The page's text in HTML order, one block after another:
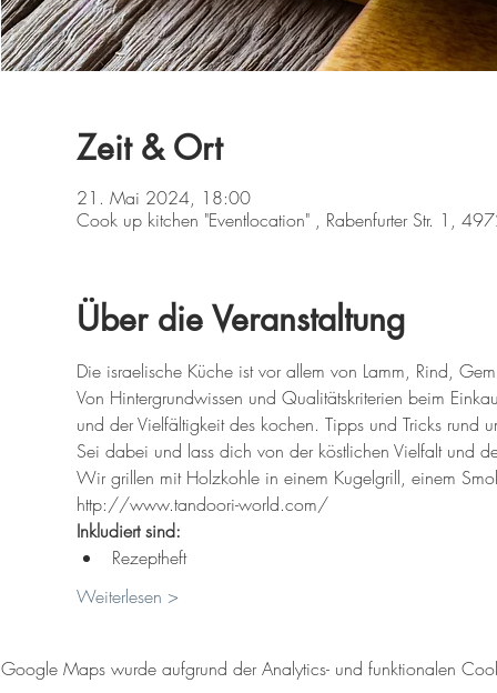
Zeit & Ort
21. Mai 2024, 18:00
Cook up kitchen "Eventlocation" , Rabenfurter Str. 1,
Über die Veranstaltung
Die israelische Küche ist vor allem von Lamm, Rind,
Von Hintergrundwissen und Qualitätskriterien beim
und der Vielfältigkeit des kochen. Tipps und Tricks rund
Sei dabei und lass dich von der köstlichen Vielfalt und
Wir grillen mit Holzkohle in einem Kugelgrill, einem
http://www.tandoori-world.com/
Inkludiert sind:
Rezeptheft
Weiterlesen >
Google Maps wurde aufgrund der Analytics- und funktionalen